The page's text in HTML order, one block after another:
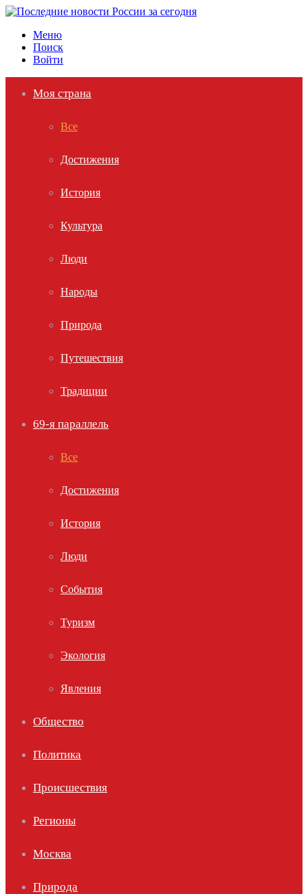
Меню
Поиск
Войти
Моя страна
Все
Достижения
История
Культура
Люди
Народы
Природа
Путешествия
Традиции
69-я параллель
Все
Достижения
История
Люди
События
Туризм
Экология
Явления
Общество
Политика
Происшествия
Регионы
Москва
Природа